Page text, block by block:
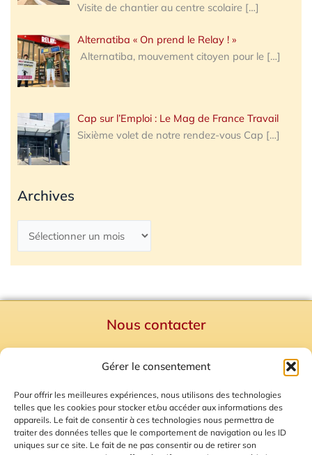
Gérer le consentement
Pour offrir les meilleures expériences, nous utilisons des technologies
telles que les cookies pour stocker et/ou accéder aux informations des
appareils. Le fait de consentir à ces technologies nous permettra de
traiter des données telles que le comportement de navigation ou les ID
uniques sur ce site. Le fait de ne pas consentir ou de retirer son
Visite de chantier au centre scolaire […]
Alternatiba « On prend le Relay ! »
Alternatiba, mouvement citoyen pour le […]
Cap sur l’Emploi : Le Mag de France Travail
Sixième volet de notre rendez-vous Cap […]
Archives
Nous contacter
Mentions Légales
Plan du site
Gestion des Cookies